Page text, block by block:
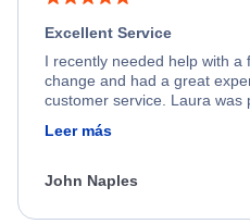
Excellent Service
I recently needed help with a
change and had a great
customer service. Laura was
friendly, and very helpful
process. She quickly found a
appreciate her excellent
Leer más
John Naples